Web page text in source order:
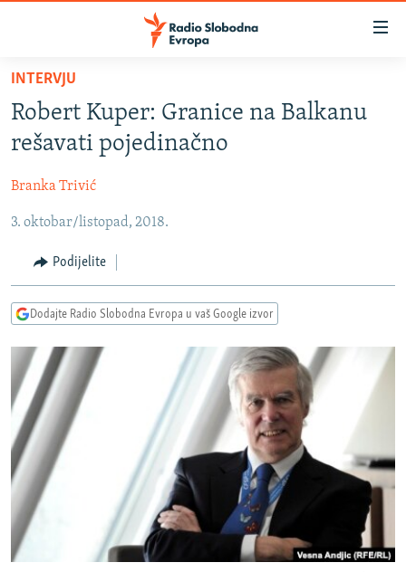
Pređite
glavni
sadržaj
na
navigaciju
Pređite
pretragu
VIJESTI
BOSNA I HERCEGOVINA
KOSOVO
CRNA GORA
VIZUELNO
FOTOGALERIJE
INFOGRAFIKE
PODCASTI
RAT U UKRAJINI
KINA NA BALKANU
RSE PRIČE IZ SVIJETA
ISPRIČAJ MI
DNEVNO@RSE
SPECIJALI RSE
VIŠE OD NASLOVA
GENOCID U SREBRENICI
PRATITE NAS
INTERVJU
Robert Kuper: Granice na Balkanu
rešavati pojedinačno
Branka Trivić
3. oktobar/listopad, 2018.
Podijelite
Dodajte Radio Slobodna Evropa u vaš Google izvor